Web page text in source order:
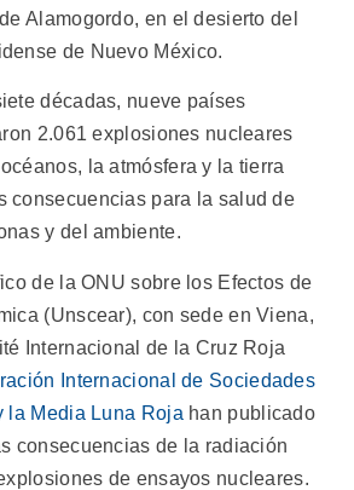
Alamogordo, en el desierto del
de Nuevo México.
décadas, nueve países
2.061 explosiones nucleares
la atmósfera y la tierra
consecuencias para la salud de
y del ambiente.
de la ONU sobre los Efectos de
(Unscear), con sede en Viena,
Internacional de la Cruz Roja
Internacional de Sociedades
la Media Luna Roja han publicado
consecuencias de la radiación
de ensayos nucleares.